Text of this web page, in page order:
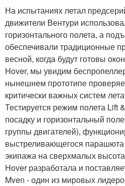
На испытаниях летал
движители Вентури
горизонтального полета, а
обеспечивали традиционные
весной, когда будут готовы
Hover, мы увидим
нынешнем прототипе
критически важных систем
Тестируется режим полета Lift
посадку и горизонтальный
группы двигателей),
выстреливающегося
экипажа на сверхмалых
Hover разработала и
Mven - один из мировых